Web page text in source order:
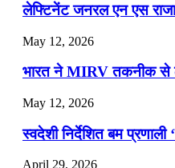
लेफ्टिनेंट जनरल एन एस
May 12, 2026
भारत ने MIRV तकनीक से
May 12, 2026
स्वदेशी निर्देशित बम प्रणाली
April 29, 2026